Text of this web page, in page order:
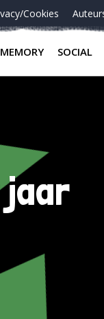
Cookies
MEMORY SOCIAL
jaar